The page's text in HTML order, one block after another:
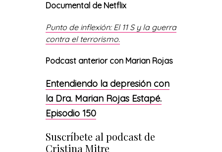
Documental de Netflix
Punto de inflexión: El 11 S y la guerra
contra el terrorismo.
Podcast anterior con Marian Rojas
Entendiendo la depresión con
la Dra. Marian Rojas Estapé.
Episodio 150
Suscríbete al podcast de
Cristina Mitre